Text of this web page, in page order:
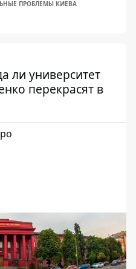
ПРОБЛЕМЫ КИЕВА
ли университет
перекрасят в